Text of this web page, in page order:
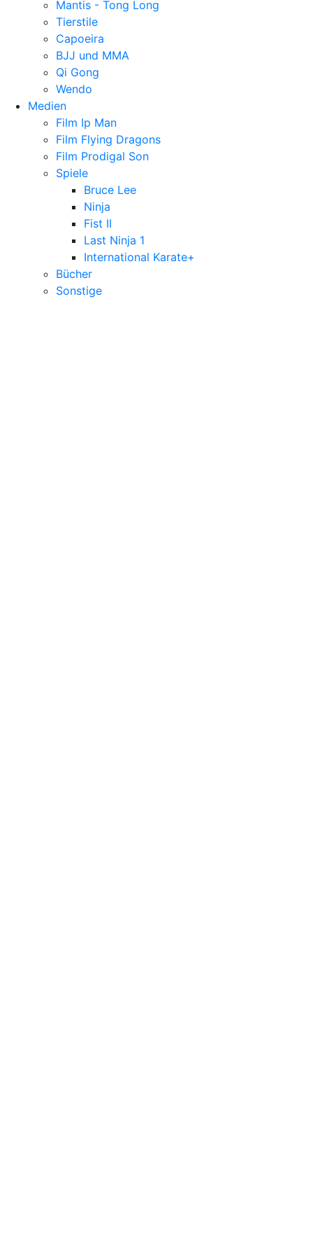
Mantis - Tong Long
Tierstile
Capoeira
BJJ und MMA
Qi Gong
Wendo
Medien
Film Ip Man
Film Flying Dragons
Film Prodigal Son
Spiele
Bruce Lee
Ninja
Fist II
Last Ninja 1
International Karate+
Bücher
Sonstige